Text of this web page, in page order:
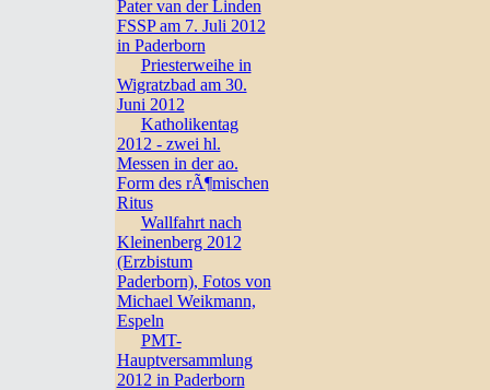
Pater van der Linden
FSSP am 7. Juli 2012
in Paderborn
Priesterweihe in
Wigratzbad am 30.
Juni 2012
Katholikentag
2012 - zwei hl.
Messen in der ao.
Form des rÃ¶mischen
Ritus
Wallfahrt nach
Kleinenberg 2012
(Erzbistum
Paderborn), Fotos von
Michael Weikmann,
Espeln
PMT-
Hauptversammlung
2012 in Paderborn